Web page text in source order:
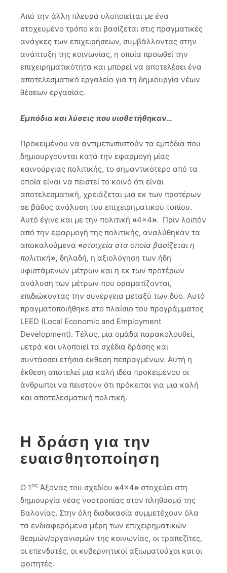
Από την άλλη πλευρά υλοποιείται με ένα
στοχευμένο τρόπο και βασίζεται στις πραγματικές
ανάγκες των επιχειρήσεων, συμβάλλοντας στην
ανάπτυξη της κοινωνίας, η οποία προωθεί την
επιχειρηματικότητα και μπορεί να αποτελέσει ένα
αποτελεσματικό εργαλείο για τη δημιουργία νέων
θέσεων εργασίας.
Εμπόδια και λύσεις που υιοθετήθηκαν…
Προκειμένου να αντιμετωπιστούν τα εμπόδια που
δημιουργούνται κατά την εφαρμογή μίας
καινούργιας πολιτικής, το σημαντικότερο από τα
οποία είναι να πειστεί το κοινό ότι είναι
αποτελεσματική, χρειάζεται μια εκ των προτέρων
σε βάθος ανάλυση του επιχειρηματικού τοπίου.
Αυτό έγινε και με την πολιτική «4×4». Πριν λοιπόν
από την εφαρμογή της πολιτικής, αναλύθηκαν τα
αποκαλούμενα «στοιχεία στα οποία βασίζεται η
πολιτική», δηλαδή, η αξιολόγηση των ήδη
υφιστάμενων μέτρων και η εκ των προτέρων
ανάλυση των μέτρων που οραματίζονται,
επιδιώκοντας την συνέργεια μεταξύ των δύο. Αυτό
πραγματοποιήθηκε στο πλαίσιο του προγράμματος
LEED (Local Economic and Employment
Development). Τέλος, μια ομάδα παρακολουθεί,
μετρά και υλοποιεί τα σχέδια δράσης και
συντάσσει ετήσια έκθεση πεπραγμένων. Αυτή η
έκθεση αποτελεί μια καλή ιδέα προκειμένου οι
άνθρωποι να πειστούν ότι πρόκειται για μια καλή
και αποτελεσματική πολιτική.
Η δράση για την
ευαισθητοποίηση
O 1ος Άξονας του σχεδίου «4×4» στοχεύει στη
δημιουργία νέας νοοτροπίας στον πληθυσμό της
Βαλονίας. Στην όλη διαδικασία συμμετέχουν όλα
τα ενδιαφερόμενα μέρη των επιχειρηματικών
θεσμών/οργανισμών της κοινωνίας, οι τραπεζίτες,
οι επενδυτές, οι κυβερνητικοί αξιωματούχοι και οι
φοιτητές.